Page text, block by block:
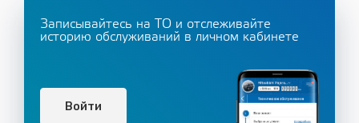
Записывайтесь на ТО и отслеживайте
историю обслуживаний в личном кабинете
Войти